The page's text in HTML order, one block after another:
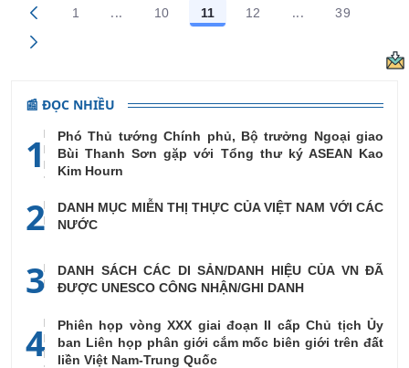
Các trang trên cổng
1 ...Trang trung gian Use TAB to navigate.
Các trang trên cổng
10 Các trang trên cổng
11 Các trang trên cổng
12 ...Trang trung
Các
39
📰 ĐỌC NHIỀU
1
Phó Thủ tướng Chính phủ, Bộ trưởng Ngoại giao
Bùi Thanh Sơn gặp với Tổng thư ký ASEAN Kao
Kim Hourn
2
DANH MỤC MIỄN THỊ THỰC CỦA VIỆT NAM VỚI CÁC
NƯỚC
3
DANH SÁCH CÁC DI SẢN/DANH HIỆU CỦA VN ĐÃ
ĐƯỢC UNESCO CÔNG NHẬN/GHI DANH
4
Phiên họp vòng XXX giai đoạn II cấp Chủ tịch Ủy
ban Liên họp phân giới cắm mốc biên giới trên đất
liền Việt Nam-Trung Quốc